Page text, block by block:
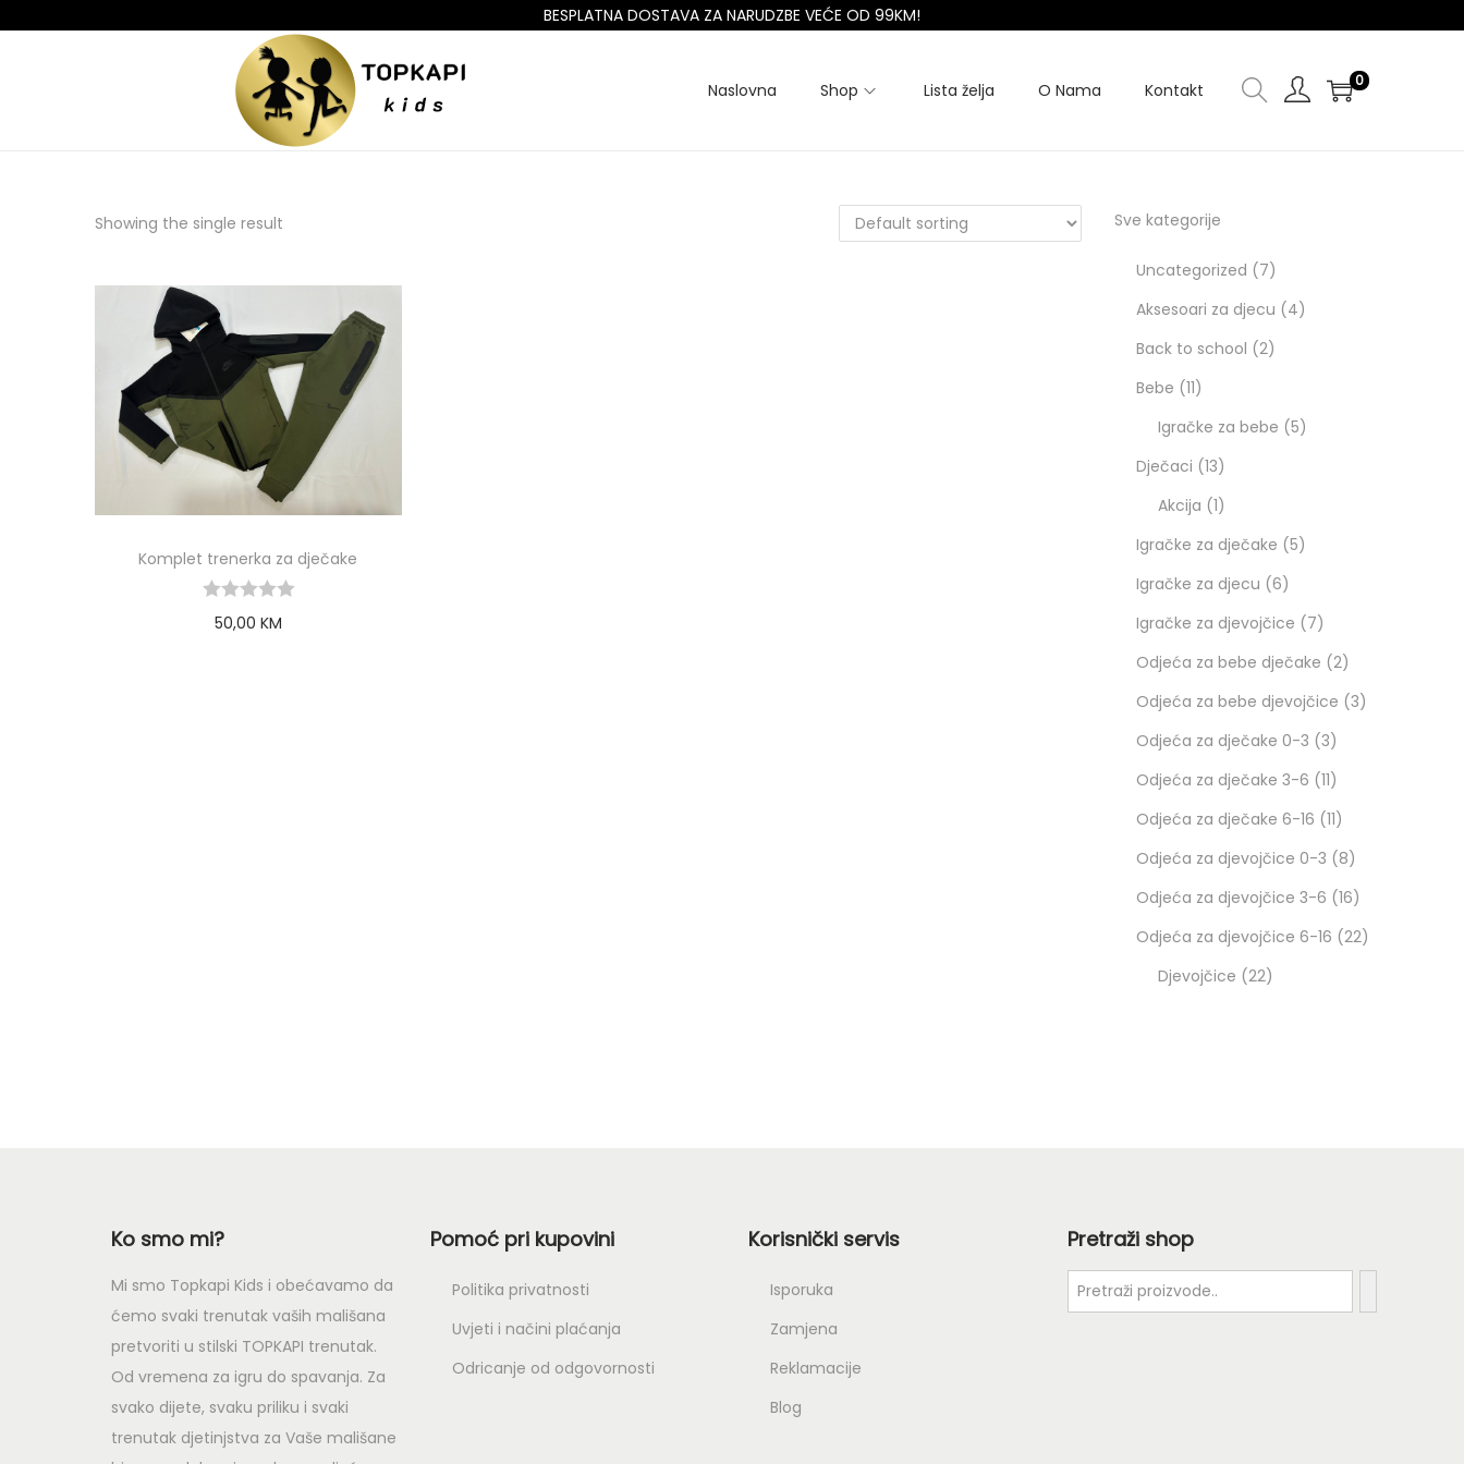
BESPLATNA DOSTAVA ZA NARUDZBE VEĆE OD 99KM!
Naslovna Shop Lista želja O Nama Kontakt 0
Showing the single result
Komplet trenerka za dječake
50,00 KM
Sve kategorije
Uncategorized
7
Aksesoari za djecu
4
Back to school 2
Bebe 11
Igračke za bebe 5
Dječaci 13
Akcija 1
Igračke za dječake 5
Igračke za djecu 6
Igračke za djevojčice
7
Odjeća za bebe dječake 2
Odjeća za bebe djevojčice 3
Odjeća za dječake 0-3 3
Odjeća za dječake 3-6 11
Odjeća za dječake 6-16 11
Odjeća za djevojčice 0-3
8
Odjeća za djevojčice 3-6 16
Odjeća za djevojčice 6-16 22
Djevojčice 22
Ko smo mi?
Mi smo Topkapi Kids i obećavamo da
ćemo svaki trenutak vaših mališana
pretvoriti u stilski TOPKAPI trenutak.
Od vremena za igru do spavanja. Za
svako dijete, svaku priliku i svaki
trenutak djetinjstva za Vaše mališane
Pomoć pri kupovini
Politika privatnosti
Uvjeti i načini plaćanja
Odricanje od odgovornosti
Korisnički servis
Isporuka
Zamjena
Reklamacije
Blog
Pretraži shop